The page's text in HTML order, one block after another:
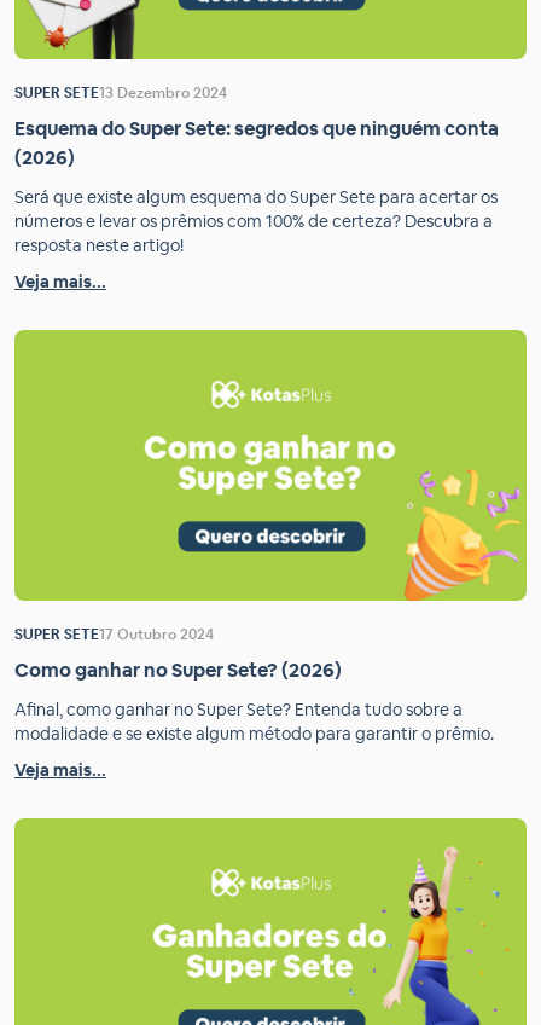
SUPER SETE13 Dezembro 2024
Esquema do Super Sete: segredos que ninguém conta
(2026)
Será que existe algum esquema do Super Sete para acertar os
números e levar os prêmios com 100% de certeza? Descubra a
resposta neste artigo!
Veja mais...
SUPER SETE17 Outubro 2024
Como ganhar no Super Sete? (2026)
Afinal, como ganhar no Super Sete? Entenda tudo sobre a
modalidade e se existe algum método para garantir o prêmio.
Veja mais...